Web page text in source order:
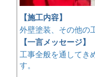
【施工内容】
外壁塗装、その他の
【一言メッセージ】
工事全般を通してき
す。